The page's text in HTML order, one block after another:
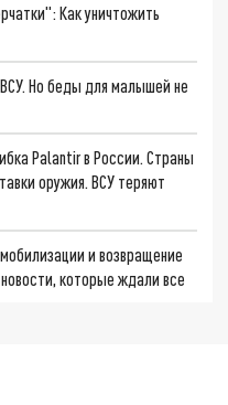
Как уничтожить
Но беды для малышей не
Palantir в России. Страны
оружия. ВСУ теряют
и возвращение
которые ждали все